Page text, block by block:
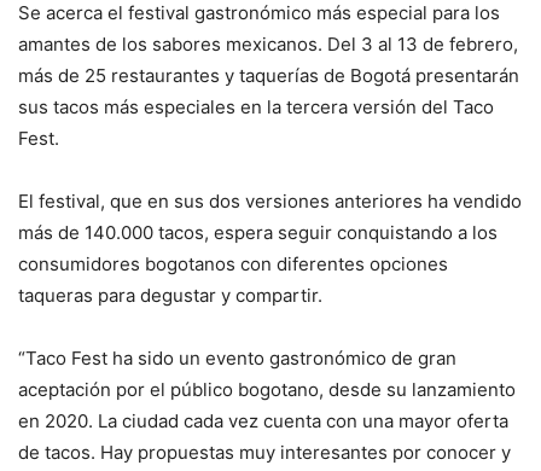
Se acerca el festival gastronómico más especial para los
amantes de los sabores mexicanos. Del 3 al 13 de febrero,
más de 25 restaurantes y taquerías de Bogotá presentarán
sus tacos más especiales en la tercera versión del Taco
Fest.
El festival, que en sus dos versiones anteriores ha vendido
más de 140.000 tacos, espera seguir conquistando a los
consumidores bogotanos con diferentes opciones
taqueras para degustar y compartir.
“Taco Fest ha sido un evento gastronómico de gran
aceptación por el público bogotano, desde su lanzamiento
en 2020. La ciudad cada vez cuenta con una mayor oferta
de tacos. Hay propuestas muy interesantes por conocer y